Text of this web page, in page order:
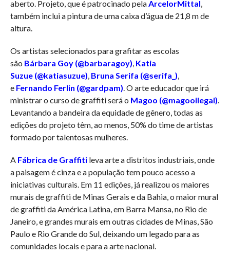
aberto. Projeto, que é patrocinado pela ArcelorMittal
também inclui a pintura de uma caixa d’água de 21,8 m de
altura.
Os artistas selecionados para grafitar as escolas
são Bárbara Goy(@barbaragoy) Katia
Suzue(@katiasuzue) Bruna Serifa (@serifa_)
e Fernando Ferlin (@gardpam) . O arte educador que irá
ministrar o curso de graffiti será o Magoo (@magooilegal)
Levantando a bandeira da equidade de gênero, todas as
edições do projeto têm, ao menos, 50% do time de artistas
formado por talentosas mulheres.
A Fábrica de Graffitileva arte a distritos industriais, onde
a paisagem é cinza e a população tem pouco acesso a
iniciativas culturais. Em 11 edições, já realizou os maiores
murais de graffiti de Minas Gerais e da Bahia, o maior mural
de graffiti da América Latina, em Barra Mansa, no Rio de
Janeiro, e grandes murais em outras cidades de Minas, São
Paulo e Rio Grande do Sul, deixando um legado para as
comunidades locais e para a arte nacional.